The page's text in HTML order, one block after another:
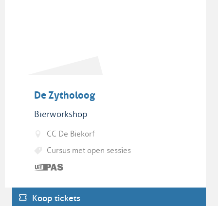
De Zytholoog
Bierworkshop
CC De Biekorf
Cursus met open sessies
Dit is
UiTPAS
activiteit.
Koop tickets